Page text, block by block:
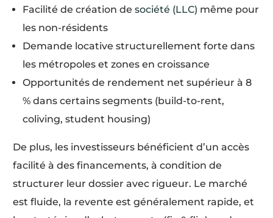
Facilité de création desociété (LLC) même pour
les non-résidents
Demande locative structurellement forte dans
les métropoles et zones en croissance
Opportunités de rendement net supérieur à 8
% dans certains segments (build-to-rent,
coliving, student housing)
De plus, les investisseurs bénéficient d’un accès
facilité à des financements, à condition de
structurer leur dossier avec rigueur. Le marché
est fluide, la revente est généralement rapide, et